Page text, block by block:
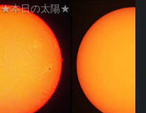
★本日の太陽★